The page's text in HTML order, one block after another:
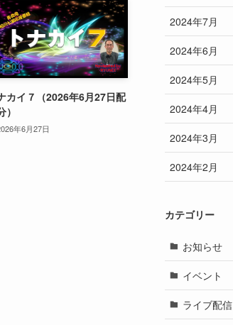
カイ７（2026年6月27日配
）
年6月27日
2024年7月
2024年6月
2024年5月
2024年4月
2024年3月
2024年2月
カテゴリー
お知らせ
イベント
ライブ配信